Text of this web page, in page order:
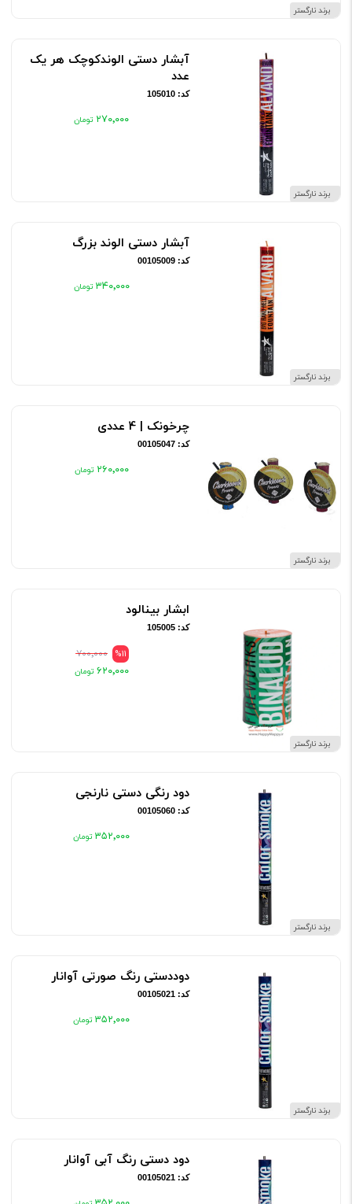
برند نارگستر
برند نارگستر
آبشار دستی الوندکوچک هر یک
عدد
کد: 105010
۲۷۰٬۰۰۰
برند نارگستر
آبشار دستی الوند بزرگ
کد: 00105009
۳۴۰٬۰۰۰
برند نارگستر
چرخونک | 4 عددی
کد: 00105047
۲۶۰٬۰۰۰
برند نارگستر
ابشار بینالود
کد: 105005
%11 ۷۰۰٬۰۰۰
۶۲۰٬۰۰۰
برند نارگستر
دود رنگی دستی نارنجی
کد: 00105060
۳۵۲٬۰۰۰
برند نارگستر
دوددستی رنگ صورتی آوانار
کد: 00105021
۳۵۲٬۰۰۰
دود دستی رنگ آبی آوانار
کد: 00105021